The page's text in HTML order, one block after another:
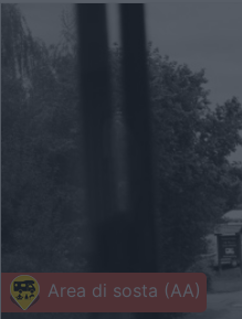
Area di sosta (AA)